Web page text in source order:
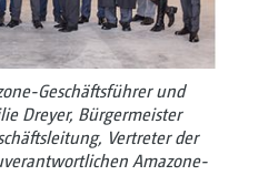
Geschäftsführer und
Dreyer, Bürgermeister
Vertreter der
Amazone-